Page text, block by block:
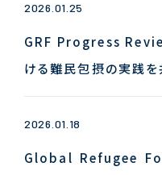
2026.01.25
GRF Progress
ける難民包摂の実践
2026.01.18
Global Refugee